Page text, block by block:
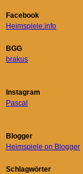
Facebook
Heimspiele.info
BGG
brakus
Instagram
Pascal
Blogger
Heimspiele on Blogger
Schlagwörter